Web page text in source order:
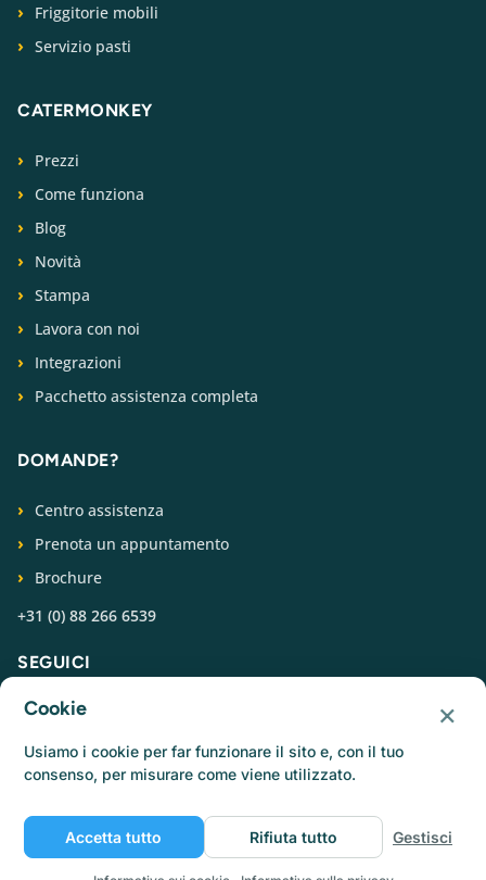
Friggitorie mobili
Servizio pasti
CATERMONKEY
Prezzi
Come funziona
Blog
Novità
Stampa
Lavora con noi
Integrazioni
Pacchetto assistenza completa
DOMANDE?
Centro assistenza
Prenota un appuntamento
Brochure
+31 (0) 88 266 6539
SEGUICI
© Catermonkey
Informativa sulla privacy
Informativa sui cookie
Condizioni d'uso
Lavora con noi
Cookie ×
Usiamo i cookie per far funzionare il sito e, con il tuo
consenso, per misurare come viene utilizzato.
Accetta tutto Rifiuta tutto Gestisci